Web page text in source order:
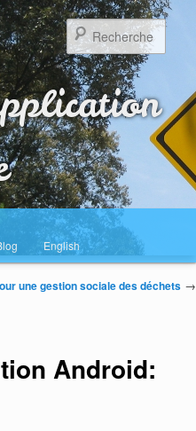
une gestion sociale des déchets →
Android:
English